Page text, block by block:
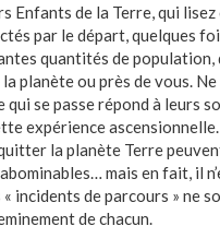
Enfants de la Terre, qui lisez
par le départ, quelques
quantités de population,
planète ou près de vous.
qui se passe répond à leurs
expérience
la planète Terre
mais en fait, il
incidents de parcours » ne
de chacun.